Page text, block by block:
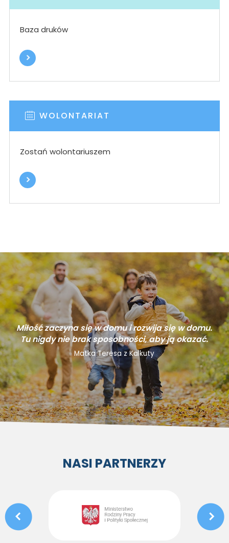
Baza druków
WOLONTARIAT
Zostań wolontariuszem
Miłość zaczyna się w domu i rozwija się w domu.
Tu nigdy nie brak sposobności, aby ją okazać.
Matka Teresa z Kalkuty
NASI PARTNERZY